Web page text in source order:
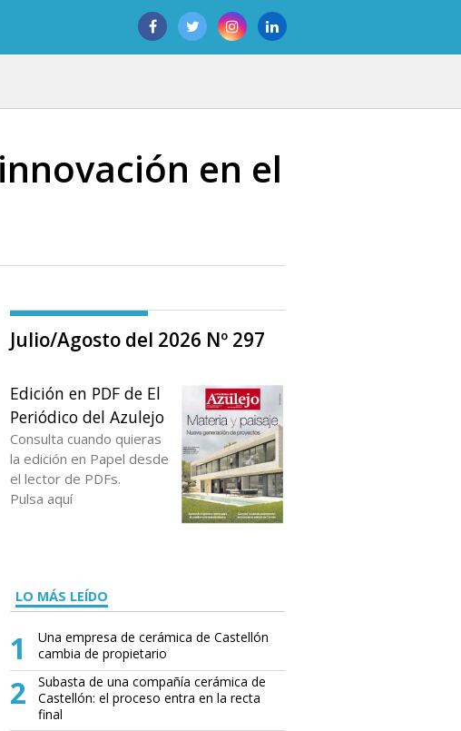
en el
Julio/Agosto del 2026 Nº 297
Edición en PDF de El
Periódico del Azulejo
Consulta cuando quieras
la edición en Papel desde
el lector de PDFs.
Pulsa aquí
LO MÁS LEÍDO
1
Una empresa de cerámica de Castellón
cambia de propietario
2
Subasta de una compañía cerámica de
Castellón: el proceso entra en la recta
final